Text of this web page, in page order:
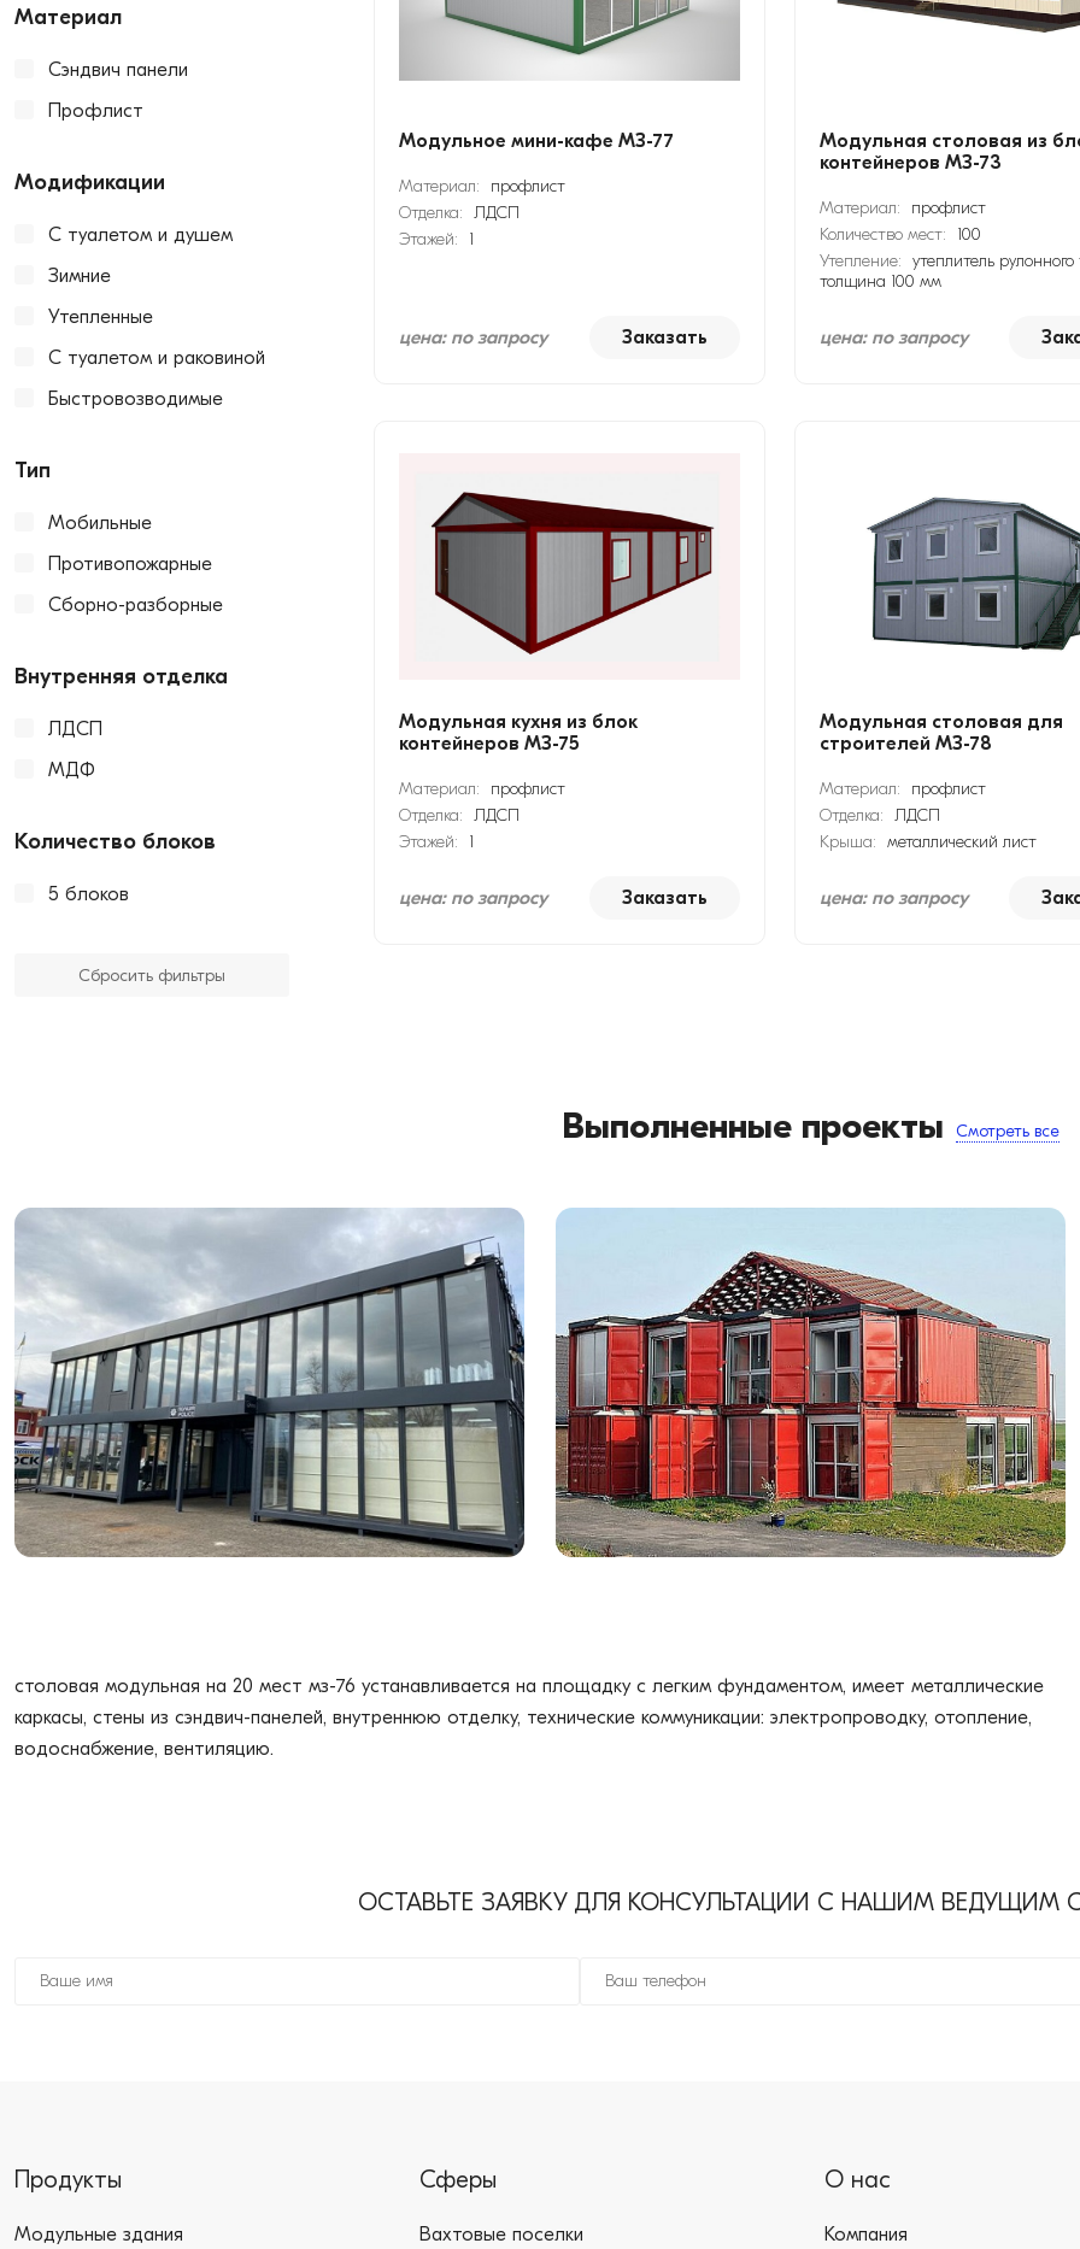
Материал
Сэндвич панели
Профлист
Модификации
С туалетом и душем
Зимние
Утепленные
С туалетом и раковиной
Быстровозводимые
Тип
Мобильные
Противопожарные
Сборно-разборные
Внутренняя отделка
ЛДСП
МДФ
Количество блоков
5 блоков
Сбросить фильтры
Модульное мини-кафе МЗ-77
Материал:
профлист
Отделка: ЛДСП
Этажей:
1
цена: по запросу Заказать
Модульная столовая из
контейнеров МЗ-73
Материал:
профлист
Количество мест:
100
Утепление: утеплитель
толщина 100 мм
цена: по запросу
Модульная кухня из блок
контейнеров МЗ-75
Материал:
профлист
Отделка: ЛДСП
Этажей:
1
цена: по запросу Заказать
Модульная столовая для
строителей МЗ-78
Материал:
профлист
Отделка: ЛДСП
Крыша: металлический лист
цена: по запросу
Выполненные проекты Смотреть все
столовая модульная на 20 мест мз-76 устанавливается на площадку с легким фундаментом, имеет металлические
каркасы, стены из сэндвич-панелей, внутреннюю отделку, технические коммуникации: электропроводку, отопление,
водоснабжение, вентиляцию.
ОСТАВЬТЕ ЗАЯВКУ ДЛЯ КОНСУЛЬТАЦИИ С НАШИМ ВЕДУЩИМ
Продукты
Модульные здания
Сферы
Вахтовые поселки
О нас
Компания